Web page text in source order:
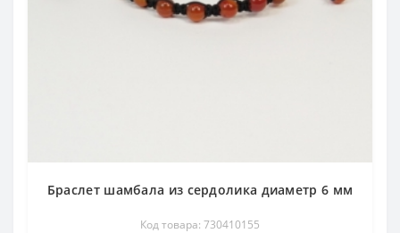
Браслет шамбала из сердолика диаметр 6 мм
Код товара: 730410155